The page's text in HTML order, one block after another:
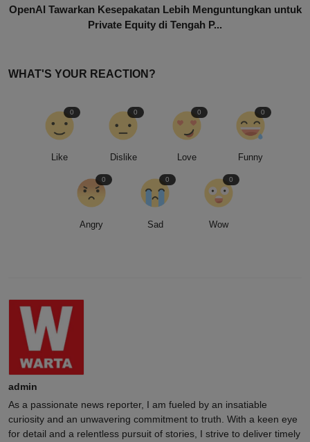
OpenAI Tawarkan Kesepakatan Lebih Menguntungkan untuk
Private Equity di Tengah P...
WHAT'S YOUR REACTION?
Like
0
Dislike
0
Love
0
Funny
0
Angry
0
Sad
0
Wow
0
admin
As a passionate news reporter, I am fueled by an insatiable
curiosity and an unwavering commitment to truth. With a keen eye
for detail and a relentless pursuit of stories, I strive to deliver timely